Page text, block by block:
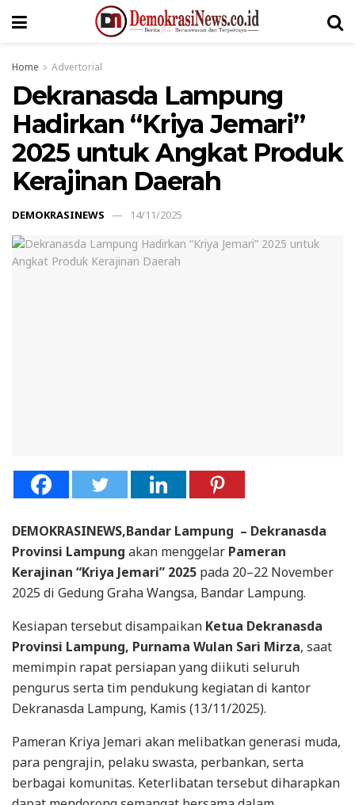
Home Advertorial
Dekranasda Lampung
Hadirkan “Kriya Jemari”
2025 untuk Angkat Produk
Kerajinan Daerah
DEMOKRASINEWS 14/11/2025
DEMOKRASINEWS,Bandar Lampung – Dekranasda
Provinsi Lampung akan menggelar Pameran
Kerajinan “Kriya Jemari” 2025 pada 20–22 November
2025 di Gedung Graha Wangsa, Bandar Lampung.
Kesiapan tersebut disampaikan Ketua Dekranasda
Provinsi Lampung, Purnama Wulan Sari Mirza, saat
memimpin rapat persiapan yang diikuti seluruh
pengurus serta tim pendukung kegiatan di kantor
Dekranasda Lampung, Kamis (13/11/2025).
Pameran Kriya Jemari akan melibatkan generasi muda,
para pengrajin, pelaku swasta, perbankan, serta
berbagai komunitas. Keterlibatan tersebut diharapkan